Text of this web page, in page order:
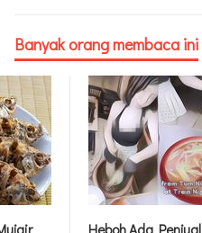
Banyak orang membaca ini
Heboh Ada